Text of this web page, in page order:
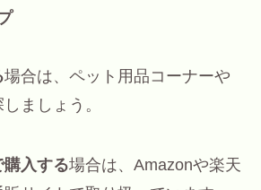
場合は、ペット用品コーナーや
ましょう。
入する場合は、Amazonや楽天